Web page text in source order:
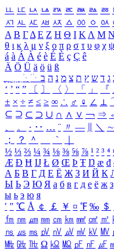
ㅥ ㅦ ㅧ ㅨ ㅩ ㅪ ㅫ ㅬ ㅭ
ㅺ ㅻ ㅼ ㅽ ㅾ ㅿ ㆀ ㆁ ㆂ
Α Β ΓΔ Ε Ζ Η Θ Ι ΚΛ Μ Ν
θ ι κ λ μ ν ξ ο π ρ σ τ υ φ χ ψ
á à Á À é è É È ç Ç ê
Ä Ö Ü ä ö ü ß
ִֶֹ ֻּ ׁׂ ג ד ש ץ ת צ מ נ ה ב
‘ ’ “ ” 〔 〕 〈 〉 「 」 『
± × ÷ ≠ ≤ ≥ ∞ ∴ ♂ ♀ ∠ ⊥
⊆ ⊇ ⊂ ⊃ ∪ ∩ ∧ ∨ ￢ ⇒
、
。 · ‥ … ¨ 〃 ― ＼ ∼
；
？ ＾ ｀
½ ⅓ ⅔ ¼ ¾ ⅛ ⅜ ⅝ ⅞ ¹ ² ³ ⁴
Æ Ð Ħ Ĳ Ł Ø Œ Þ Ŧ Ŋ æ đ
А Б В Г Д Е Ё Ж З И Й К
Ы Ь Э Ю Я а б в г д е ё ж з
ы ь э ю я
′ ″ ℃ Å ￠ ￡ ￥ ¤ ℉ ‰ ＄
㎙ ㎚ ㎛ ㎜ ㎝ ㎞ ㎟ ㎠ ㎡
㎱ ㎲ ㎳ ㎴ ㎵ ㎶ ㎷ ㎸ ㎹
㎒ ㎓ ㎔ Ω ㏀ ㏁ ㎊ ㎋ ㎌